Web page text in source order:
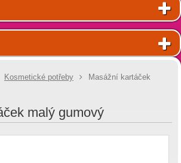
Kosmetické potřeby
Masážní kartáček
malý gumový